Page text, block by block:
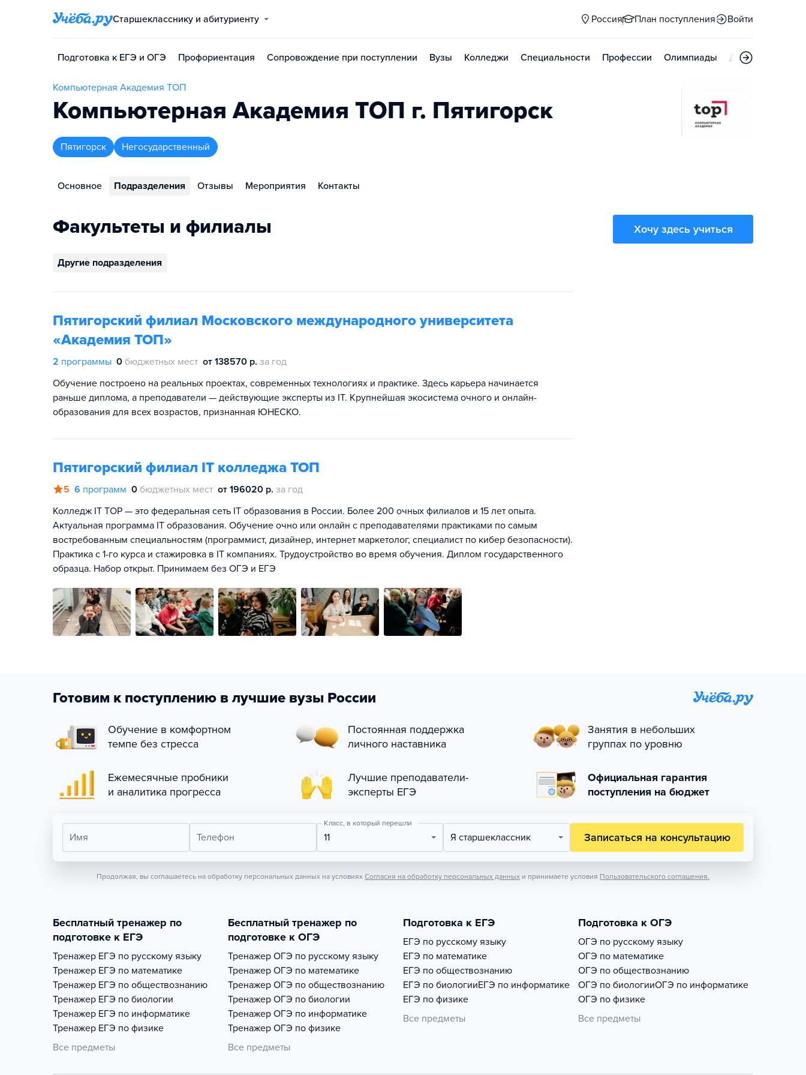
Старшекласснику и абитуриенту Россия План поступления Войти
Подготовка к ЕГЭ и ОГЭ Профориентация Сопровождение при поступлении Вузы Колледжи Специальности Профессии Олимпиады Дни открытых
Компьютерная Академия ТОП
Компьютерная Академия TOП г. Пятигорск
Пятигорск Негосударственный
Основное Подразделения Отзывы Мероприятия Контакты
Факультеты и филиалы
Другие подразделения
Пятигорский филиал Московского международного университета
«Академия TOП»
2 программы 0 бюджетных мест от 138570 р. за год
Обучение построено на реальных проектах, современных технологиях и практике. Здесь карьера начинается
раньше диплома, а преподаватели — действующие эксперты из IT. Крупнейшая экосистема очного и онлайн-
образования для всех возрастов, признанная ЮНЕСКО.
Пятигорский филиал IT колледжа TOП
5 6 программ 0 бюджетных мест от 196020 р. за год
Колледж IT TOP — это федеральная сеть IT образования в России. Более 200 очных филиалов и 15 лет опыта.
Актуальная программа IT образования. Обучение очно или онлайн с преподавателями практиками по самым
востребованным специальностям (программист, дизайнер, интернет маркетолог, специалист по кибер безопасности).
Практика с 1-го курса и стажировка в IT компаниях. Трудоустройство во время обучения. Диплом государственного
образца. Набор открыт. Принимаем без ОГЭ и ЕГЭ
Хочу здесь учиться
Готовим к поступлению в лучшие вузы России
Обучение в комфортном
темпе без стресса
Постоянная поддержка
личного наставника
Занятия в небольших
группах по уровню
Ежемесячные пробники
и аналитика прогресса
Лучшие преподаватели-
эксперты ЕГЭ
Официальная гарантия
поступления на бюджет
Имя Телефон
Класс, в который перешли
11 Я старшеклассник Записаться на консультацию
Продолжая, вы соглашаетесь на обработку персональных данных на условиях Согласия на обработку персональных данных и принимаете условия Пользовательского соглашения.
Бесплатный тренажер по
подготовке к ЕГЭ
Тренажер ЕГЭ по русскому языку
Тренажер ЕГЭ по математике
Тренажер ЕГЭ по обществознанию
Тренажер ЕГЭ по биологии
Тренажер ЕГЭ по информатике
Тренажер ЕГЭ по физике
Все предметы
Бесплатный тренажер по
подготовке к ОГЭ
Тренажер ОГЭ по русскому языку
Тренажер ОГЭ по математике
Тренажер ОГЭ по обществознанию
Тренажер ОГЭ по биологии
Тренажер ОГЭ по информатике
Тренажер ОГЭ по физике
Все предметы
Подготовка к ЕГЭ
ЕГЭ по русскому языку
ЕГЭ по математике
ЕГЭ по обществознанию
ЕГЭ по биологииЕГЭ по информатике
ЕГЭ по физике
Все предметы
Подготовка к ОГЭ
ОГЭ по русскому языку
ОГЭ по математике
ОГЭ по обществознанию
ОГЭ по биологииОГЭ по информатике
ОГЭ по физике
Все предметы